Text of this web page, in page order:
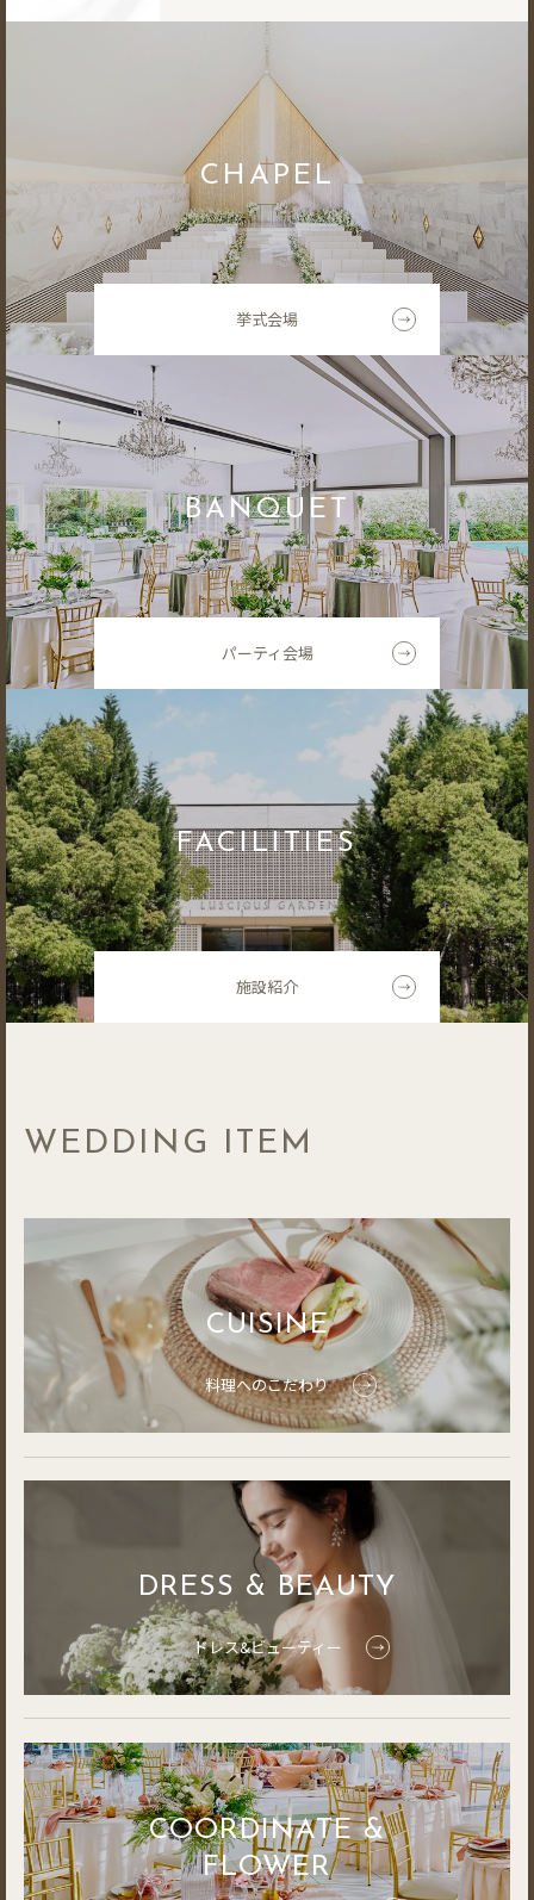
CHAPEL
挙式会場
BANQUET
パーティ会場
FACILITIES
施設紹介
WEDDING ITEM
CUISINE
料理へのこだわり
DRESS & BEAUTY
ドレス&ビューティー
COORDINATE &
FLOWER